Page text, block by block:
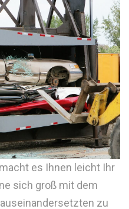
es Ihnen leicht Ihr
sich groß mit dem
zu